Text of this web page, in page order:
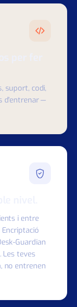
per fer
codi,
nivel.
i entre
Guardian
teves